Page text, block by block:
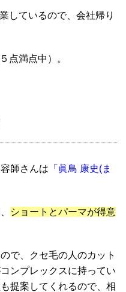
しているので、会社帰り
点満点中）。
師さんは 「眞鳥 康史(ま
ショートとパーマが得意
で、クセ毛の人のカット
ンプレックスに持ってい
提案してくれるので、相